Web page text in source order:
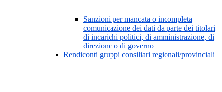
Sanzioni per mancata o incompleta
comunicazione dei dati da parte dei titolari
di incarichi politici, di amministrazione, di
direzione o di governo
Rendiconti gruppi consiliari regionali/provinciali